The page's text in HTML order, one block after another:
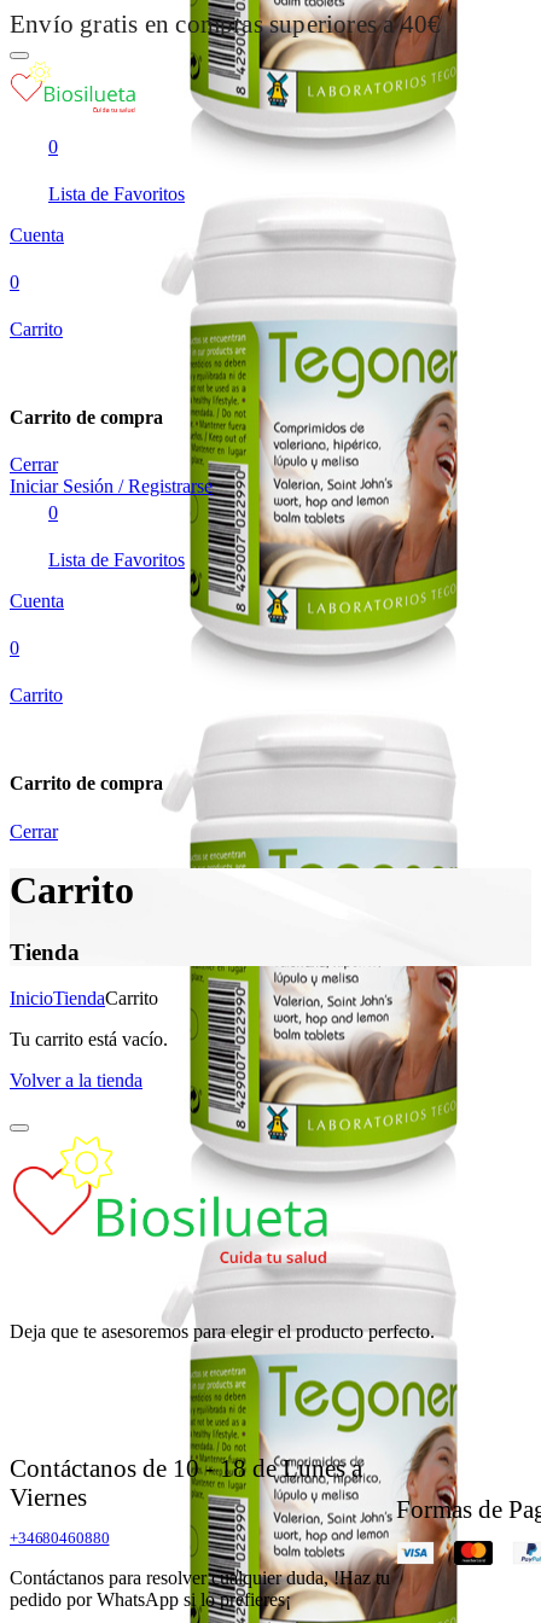
Envío gratis en compras superiores a 40€
0
Lista de Favoritos
Cuenta
0
Carrito
Carrito de compra
Cerrar
Iniciar Sesión / Registrarse
0
Lista de Favoritos
Cuenta
0
Carrito
Carrito de compra
Cerrar
Carrito
Tienda
InicioTiendaCarrito
Tu carrito está vacío.
Volver a la tienda
Deja que te asesoremos para elegir el producto perfecto.
Contáctanos de 10 - 18 de Lunes a
Viernes
+34680460880
Contáctanos para resolver cualquier duda, !Haz tu
pedido por WhatsApp si lo prefieres¡
Formas de